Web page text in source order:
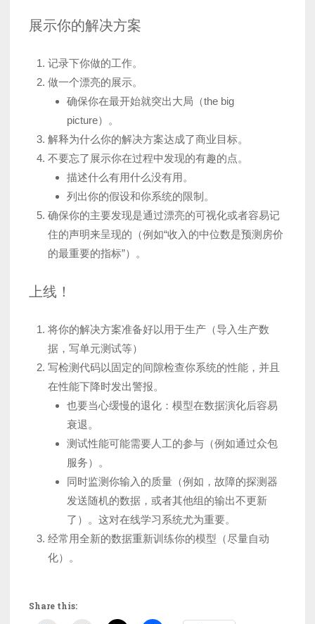
展示你的解决方案
记录下你做的工作。
做一个漂亮的展示。
确保你在最开始就突出大局（the big
picture）。
解释为什么你的解决方案达成了商业目标。
不要忘了展示你在过程中发现的有趣的点。
描述什么有用什么没有用。
列出你的假设和你系统的限制。
确保你的主要发现是通过漂亮的可视化或者容易记
住的声明来呈现的（例如“收入的中位数是预测房价
的最重要的指标”）。
上线！
将你的解决方案准备好以用于生产（导入生产数
据，写单元测试等）
写检测代码以固定的间隙检查你系统的性能，并且
在性能下降时发出警报。
也要当心缓慢的退化：模型在数据演化后容易
衰退。
测试性能可能需要人工的参与（例如通过众包
服务）。
同时监测你输入的质量（例如，故障的探测器
发送随机的数据，或者其他组的输出不更新
了）。这对在线学习系统尤为重要。
经常用全新的数据重新训练你的模型（尽量自动
化）。
Share this: